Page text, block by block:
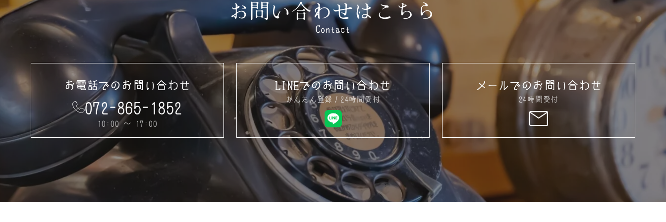
お問い合わせはこちら
Contact
お電話でのお問い合わせ
072-865-1852
10:00 ～ 17:00
LINEでのお問い合わせ
かんたん登録！24時間受付
メールでのお問い合わせ
24時間受付